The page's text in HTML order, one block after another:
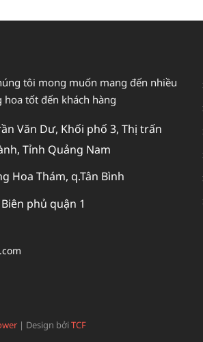
tôi mong muốn mang đến nhiều
tốt đến khách hàng
Văn Dư, Khối phố 3, Thị trấn
Tỉnh Quảng Nam
Hoa Thám, q.Tân Bình
phủ quận 1
| Design bởiTCF